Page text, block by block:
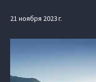
21 ноября 2023 г.